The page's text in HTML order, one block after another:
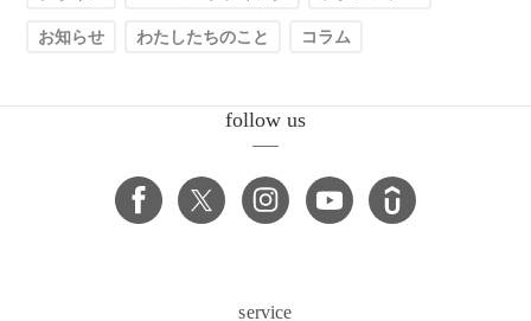
お知らせ わたしたちのこと コラム
follow us
service